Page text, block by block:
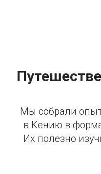
Мы собрали
в Кению в
Их полезно